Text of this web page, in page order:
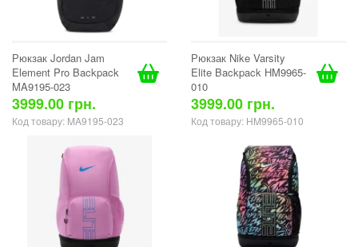
Рюкзак Jordan Jam
Element Pro Backpack
MA9195-023
3999.00 грн.
Код товару: MA9195-023
Рюкзак Nike Varsity
Elite Backpack HM9965-
010
3999.00 грн.
Код товару: HM9965-010